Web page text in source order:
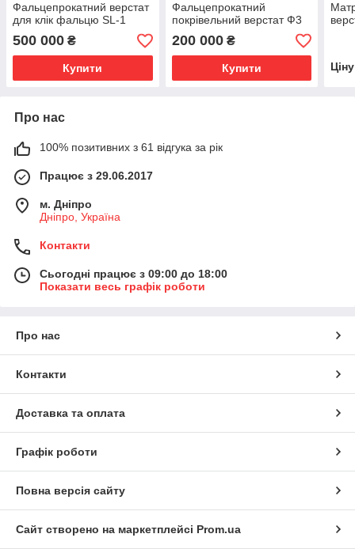
Фальцепрокатний верстат
для клік фальцю SL-1
500 000 ₴
Купити
Фальцепрокатний
покрівельний верстат Ф3
200 000₴
Купити
Про нас
100% позитивних з 61 відгука за рік
Працює з 29.06.2017
м. Дніпро
Дніпро, Україна
Контакти
Сьогодні працює з 09:00 до 18:00
Показати весь графік роботи
Про нас
Контакти
Доставка та оплата
Графік роботи
Повна версія сайту
Сайт створено на маркетплейсі Prom.ua